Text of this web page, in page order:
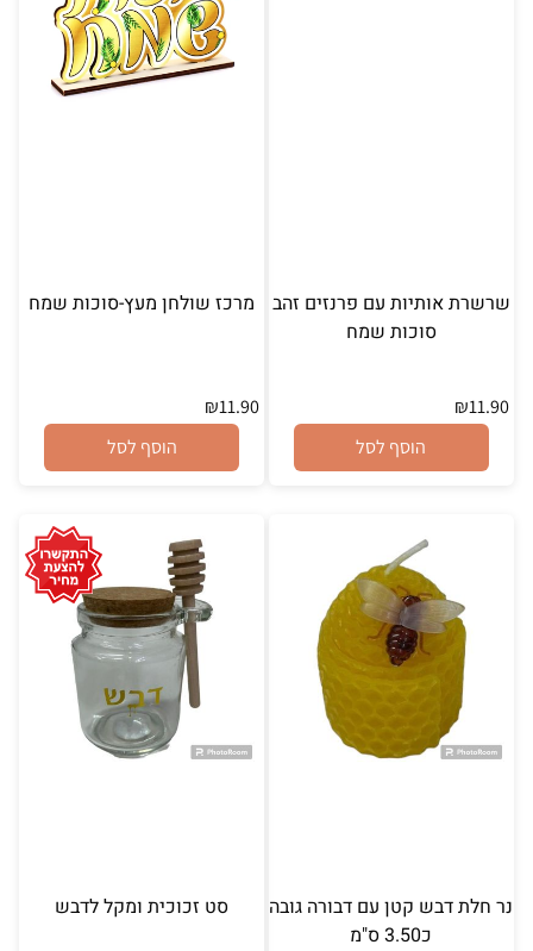
שרשרת אותיות עם פרנזים זהב
סוכות שמח
₪11.90
הוסף לסל
מרכז שולחן מעץ-סוכות שמח
₪11.90
הוסף לסל
נר חלת דבש קטן עם דבורה גובה
כ3.50 ס"מ
סט זכוכית ומקל לדבש